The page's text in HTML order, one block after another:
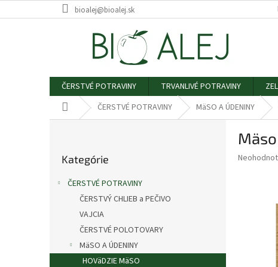
na
bioalej@bioalej.sk
ČERSTVÉ POTRAVINY TRVANLIVÉ POTRAVINY
Domov ČERSTVÉ POTRAVINY MäSO A ÚDENINY
kategórie
Kategórie
ČERSTVÉ POTRAVINY
ČERSTVÝ CHLIEB a PEČIVO
VAJCIA
ČERSTVÉ POLOTOVARY
MäSO A ÚDENINY
HOVäDZIE MäSO
Priemerné
hviezdičiek.